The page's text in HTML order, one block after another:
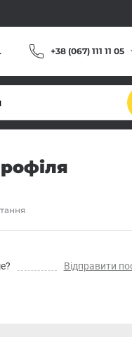
+38 (067) 111 11 05
Відправити